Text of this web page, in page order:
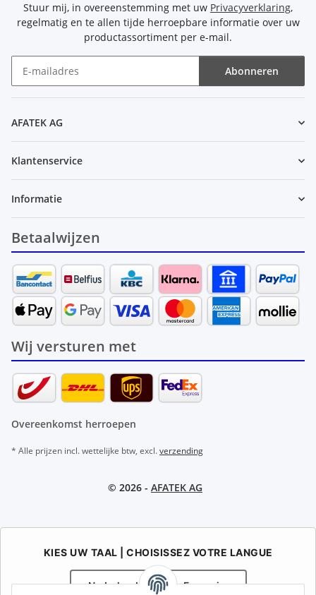
Stuur mij, in overeenstemming met uw Privacyverklaring,
regelmatig en te allen tijde herroepbare informatie over uw
productassortiment per e-mail.
Abonneren
AFATEK AG
Klantenservice
Informatie
Betaalwijzen
Wij versturen met
Overeenkomst herroepen
* Alle prijzen incl. wettelijke btw, excl.verzending
© 2026 - AFATEK AG
KIES UW TAAL | CHOISISSEZ VOTRE LANGUE
Nederlands Français